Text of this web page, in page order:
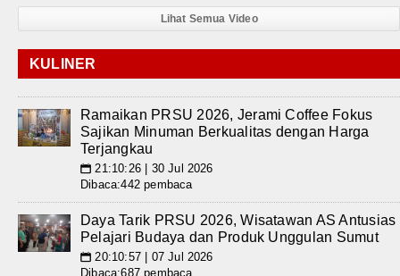
Lihat Semua Video
KULINER
Ramaikan PRSU 2026, Jerami Coffee Fokus
Sajikan Minuman Berkualitas dengan Harga
Terjangkau
📅 21:10:26 | 30 Jul 2026
Dibaca:442 pembaca
Daya Tarik PRSU 2026, Wisatawan AS Antusias
Pelajari Budaya dan Produk Unggulan Sumut
📅 20:10:57 | 07 Jul 2026
Dibaca:687 pembaca